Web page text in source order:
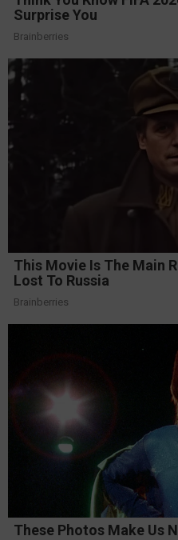
Surprise You
Brainberries
This Movie Is The Main
Lost To Russia
Brainberries
These Photos Make Us